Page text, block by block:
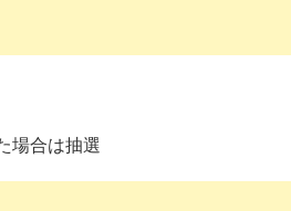
場合は抽選